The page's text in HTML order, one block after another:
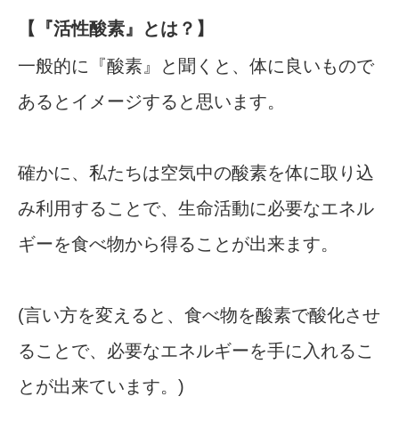
【『活性酸素』とは？】
一般的に『酸素』と聞くと、体に良いもので
あるとイメージすると思います。
確かに、私たちは空気中の酸素を体に取り込
み利用することで、生命活動に必要なエネル
ギーを食べ物から得ることが出来ます。
(言い方を変えると、食べ物を酸素で酸化させ
ることで、必要なエネルギーを手に入れるこ
とが出来ています。)